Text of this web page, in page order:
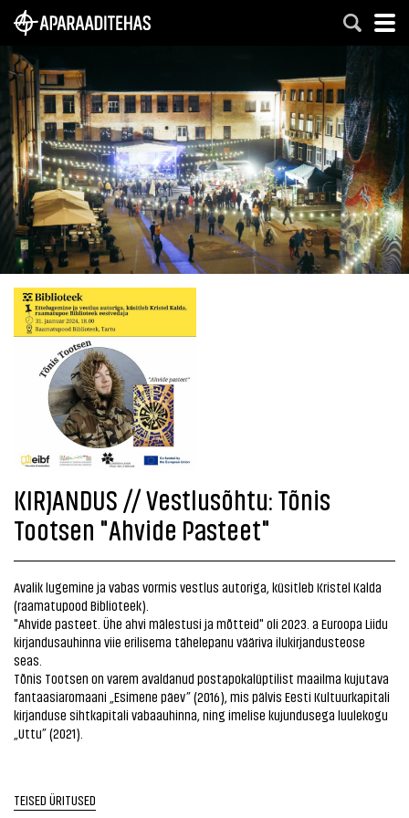
KIRJANDUS // Vestlusõhtu: Tõnis
Tootsen "Ahvide Pasteet"
Avalik lugemine ja vabas vormis vestlus autoriga, küsitleb Kristel Kalda
(raamatupood Biblioteek).
"Ahvide pasteet. Ühe ahvi mälestusi ja mõtteid" oli 2023. a Euroopa Liidu
kirjandusauhinna viie erilisema tähelepanu vääriva ilukirjandusteose
seas.
Tõnis Tootsen on varem avaldanud post­apokalüptilist maailma kujutava
fantaasia­romaani „Esimene päev” (2016), mis pälvis Eesti Kultuurkapitali
kirjanduse sihtkapitali vabaauhinna, ning imelise kujundusega luulekogu
„Uttu” (2021).
TEISED ÜRITUSED